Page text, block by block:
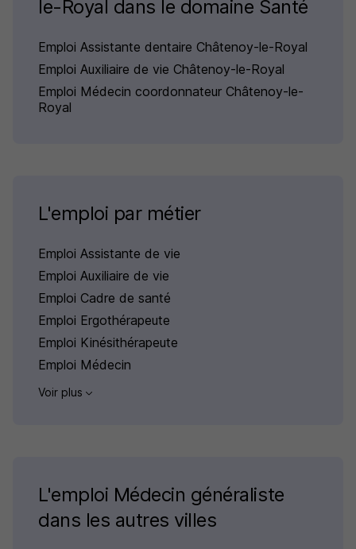
le-Royal dans le domaine Santé
Emploi Assistante dentaire Châtenoy-le-Royal
Emploi Auxiliaire de vie Châtenoy-le-Royal
Emploi Médecin coordonnateur Châtenoy-le-
Royal
L'emploi par métier
Emploi Assistante de vie
Emploi Auxiliaire de vie
Emploi Cadre de santé
Emploi Ergothérapeute
Emploi Kinésithérapeute
Emploi Médecin
Voir plus
L'emploi Médecin généraliste
dans les autres villes